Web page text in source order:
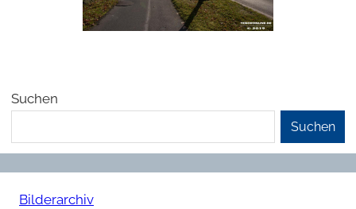
Suchen
Suchen
Bilderarchiv